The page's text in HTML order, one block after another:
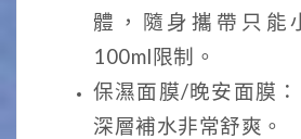
體，隨身攜帶只能
100ml限制。
保濕面膜/晚安面膜：
深層補水非常舒爽。